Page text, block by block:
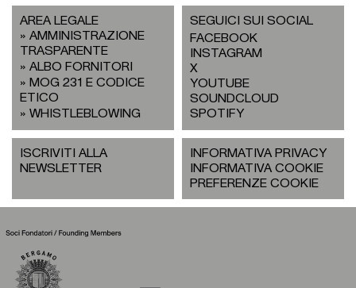
AREA LEGALE
AMMINISTRAZIONE
TRASPARENTE
ALBO FORNITORI
MOG 231 E CODICE
ETICO
WHISTLEBLOWING
SEGUICI SUI SOCIAL
FACEBOOK
INSTAGRAM
X
YOUTUBE
SOUNDCLOUD
SPOTIFY
ISCRIVITI ALLA
NEWSLETTER
INFORMATIVA PRIVACY
INFORMATIVA COOKIE
PREFERENZE COOKIE